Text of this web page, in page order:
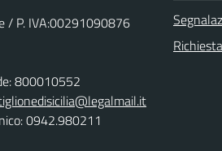
/ P. IVA:00291090876
800010552
0942.980211